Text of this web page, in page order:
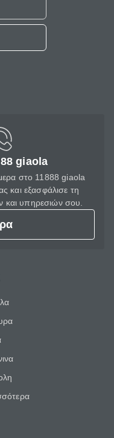
giaola
στο 11888 giaola
και εξασφάλισε τη
και υπηρεσιών σου.